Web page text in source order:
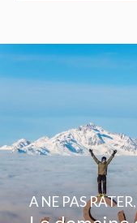
A NE PAS RATER,